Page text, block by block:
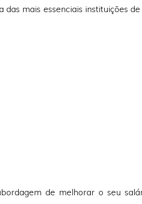
mais essenciais instituições
de melhorar o seu